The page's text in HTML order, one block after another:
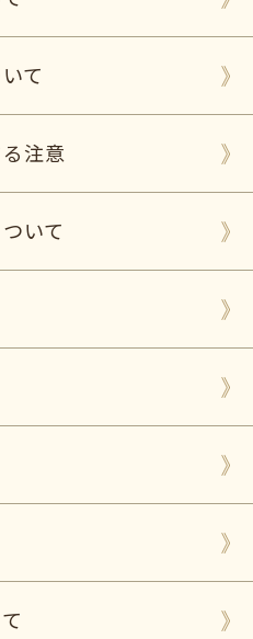
固者なのに、
。（まこたろう様）
ナルメッセージカステラ
の贈り物として
らえて毎日１切れずつ嬉
ジナルメッセージカステラ
ました。
て
注意
いて
TOP